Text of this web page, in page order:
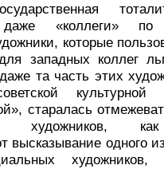
«коллеги» по
которые
западных коллег
та часть этих
культурной
старалась
художников,
высказывание одного
художников,